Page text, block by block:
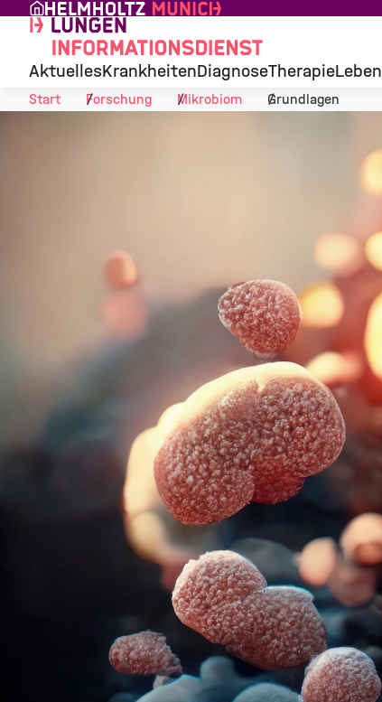
Skip to Content
AktuellesKrankheitenDiagnoseTherapieLeben
Start Forschung Mikrobiom Grundlagen